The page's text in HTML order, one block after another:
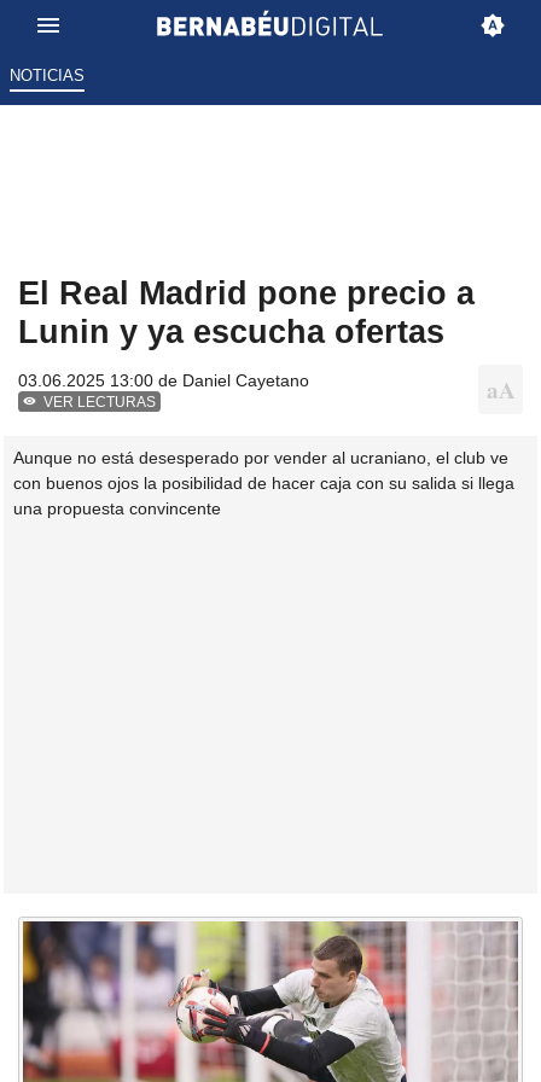
NOTICIAS
El Real Madrid pone precio a
Lunin y ya escucha ofertas
03.06.2025 13:00 de Daniel Cayetano
VER LECTURAS
Aunque no está desesperado por vender al ucraniano, el club ve
con buenos ojos la posibilidad de hacer caja con su salida si llega
una propuesta convincente